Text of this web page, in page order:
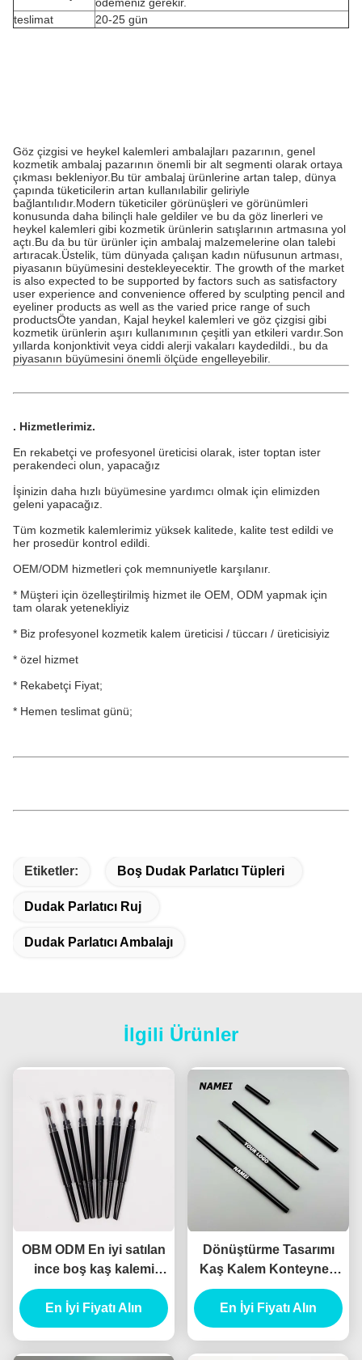
teslimat
20-25 gün
Göz çizgisi ve heykel kalemleri ambalajları pazarının, genel
kozmetik ambalaj pazarının önemli bir alt segmenti olarak ortaya
çıkması bekleniyor.Bu tür ambalaj ürünlerine artan talep, dünya
çapında tüketicilerin artan kullanılabilir geliriyle
bağlantılıdır.Modern tüketiciler görünüşleri ve görünümleri
konusunda daha bilinçli hale geldiler ve bu da göz linerleri ve
heykel kalemleri gibi kozmetik ürünlerin satışlarının artmasına yol
açtı.Bu da bu tür ürünler için ambalaj malzemelerine olan talebi
artıracak.Üstelik, tüm dünyada çalışan kadın nüfusunun artması,
piyasanın büyümesini destekleyecektir. The growth of the market
is also expected to be supported by factors such as satisfactory
user experience and convenience offered by sculpting pencil and
eyeliner products as well as the varied price range of such
productsÖte yandan, Kajal heykel kalemleri ve göz çizgisi gibi
kozmetik ürünlerin aşırı kullanımının çeşitli yan etkileri vardır.Son
yıllarda konjonktivit veya ciddi alerji vakaları kaydedildi., bu da
piyasanın büyümesini önemli ölçüde engelleyebilir.
. Hizmetlerimiz.
En rekabetçi ve profesyonel üreticisi olarak, ister toptan ister
perakendeci olun, yapacağız
İşinizin daha hızlı büyümesine yardımcı olmak için elimizden
geleni yapacağız.
Tüm kozmetik kalemlerimiz yüksek kalitede, kalite test edildi ve
her prosedür kontrol edildi.
OEM/ODM hizmetleri çok memnuniyetle karşılanır.
* Müşteri için özelleştirilmiş hizmet ile OEM, ODM yapmak için
tam olarak yetenekliyiz
* Biz profesyonel kozmetik kalem üreticisi / tüccarı / üreticisiyiz
* özel hizmet
* Rekabetçi Fiyat;
* Hemen teslimat günü;
Etiketler: Boş Dudak Parlatıcı Tüpleri
Dudak Parlatıcı Ruj
Dudak Parlatıcı Ambalajı
İlgili Ürünler
OBM ODM En iyi satılan
ince boş kaş kalemi
Konteyner ince boş kaş
kalemi
En İyi Fiyatı Alın
Dönüştürme Tasarımı
Kaş Kalem Konteyneri
ABS Malzemesi
Otomatik Formül
En İyi Fiyatı Alın